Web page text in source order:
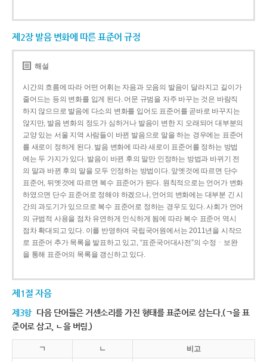
제2장 발음 변화에 따른 표준어 규정
해설
시간의 흐름에 따라 어떤 어휘는 자음과 모음의 발음이 달라지고 길이가
줄어드는 등의 변화를 입게 된다. 어문 규범을 자주 바꾸는 것은 바람직
하지 않으므로 발음에 다소의 변화를 입어도 표준어를 곧바로 바꾸지는
않지만, 발음 변화의 정도가 심하거나 발음이 변한 지 오래되어 대부분의
교양 있는 서울 지역 사람들이 바뀐 발음으로 말을 하는 경우에는 표준어
를 새로이 정하게 된다. 발음 변화에 따라 새로이 표준어를 정하는 방법
에는 두 가지가 있다. 발음이 바뀐 후의 말만 인정하는 방법과 바뀌기 전
의 말과 바뀐 후의 말을 모두 인정하는 방법이다. 앞엣것에 따르면 단수
표준어, 뒤엣것에 따르면 복수 표준어가 된다. 원칙적으로는 언어가 변화
하였으면 단수 표준어로 정해야 하겠으나, 언어의 변화에는 대부분 긴 시
간의 과도기가 있으므로 복수 표준어로 정하는 경우도 있다. 사회가 언어
의 규범적 사용을 점차 유연하게 인식하게 됨에 따라 복수 표준어 역시
점차 확대되고 있다. 이를 반영하여 국립국어원에서는 2011년을 시작으
로 표준어 추가 목록을 발표하고 있고, “표준국어대사전”의 수정ㆍ보완
을 통해 표준어의 목록을 갱신하고 있다.
제1절 자음
제3항 다음 단어들은 거센소리를 가진 형태를 표준어로 삼는다.(ㄱ을 표
준어로 삼고, ㄴ을 버림.)
ㄱ ㄴ 비고